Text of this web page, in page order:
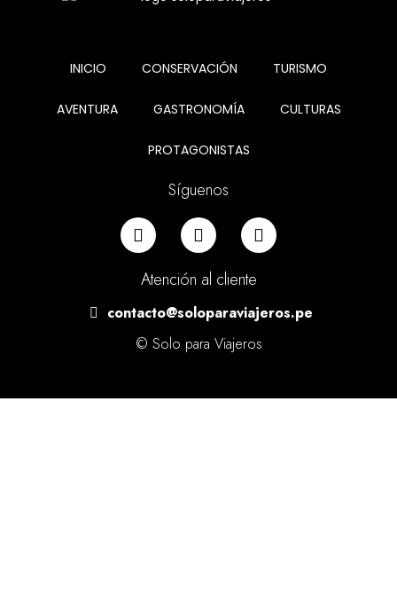
INICIO CONSERVACIÓN TURISMO
AVENTURA GASTRONOMÍA CULTURAS
PROTAGONISTAS
Síguenos
Atención al cliente
contacto@soloparaviajeros.pe
© Solo para Viajeros